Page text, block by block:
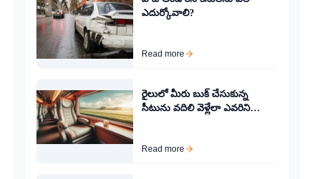
ఎదుర్కోవాలి?
Read more
రైలులో మీరు బుక్ చేసుకున్న
సీటును వదిలి వెళ్లేలా ఎవరిని
Read more